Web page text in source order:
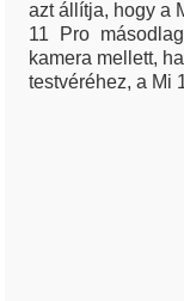
azt állítja, hogy a
11 Pro
kamera mellett,
testvéréhez, a Mi